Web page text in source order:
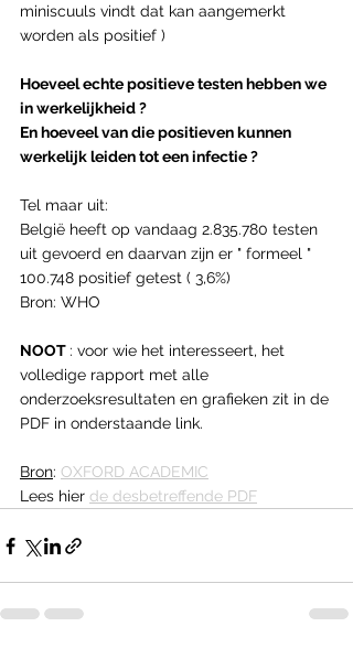
miniscuuls vindt dat kan aangemerkt
worden als positief )
Hoeveel echte positieve testen hebben we
in werkelijkheid ?
En hoeveel van die positieven kunnen
werkelijk leiden tot een infectie ?
Tel maar uit:
België heeft op vandaag 2.835.780 testen
uit gevoerd en daarvan zijn er " formeel "
100.748 positief getest ( 3,6%)
Bron: WHO
NOOT : voor wie het interesseert, het
volledige rapport met alle
onderzoeksresultaten en grafieken zit in de
PDF in onderstaande link.
Bron: OXFORD ACADEMIC
Lees hier de desbetreffende PDF